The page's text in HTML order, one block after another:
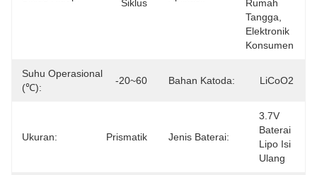
Siklus
Rumah
Tangga,
Elektronik
Konsumen
Suhu Operasional
(℃):
-20~60 Bahan Katoda: LiCoO2
Ukuran: Prismatik Jenis Baterai:
3.7V
Baterai
Lipo Isi
Ulang